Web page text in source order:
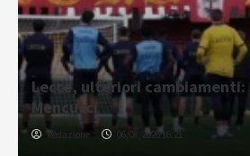
Lecce, ulteriori
Mencucci
Redazione 06/08/2026 16:21